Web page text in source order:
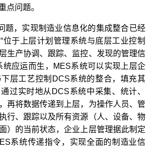
点问题。
题，实现制造业信息化的集成整合已经
位于上层计划管理系统与底层工业控制
生产协调、跟踪、监控、发现的管理信
应运而生，MES系统可以实现上层企
层工艺控制DCS系统的整合，填充其
过实时地从DCS系统中采集、统计、
再将数据传递到上层，为操作人员、管
行、跟踪以及所有资源（人、设备、物
）的当前状态，企业上层管理据此制定
系统传递指令，实现全面的制造业信